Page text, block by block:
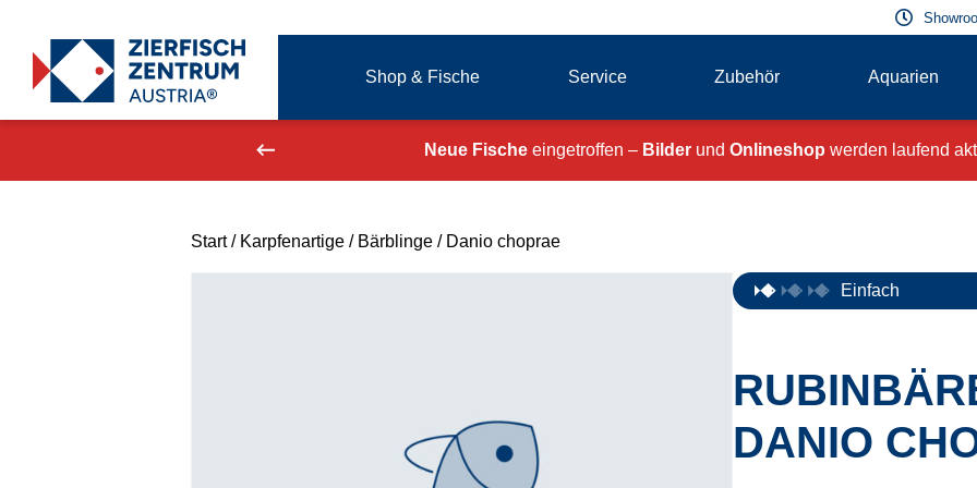
Zierfisch Aquarium Austria Shop & Fische Service Zubehör Aquarien
Neue Fischeeingetroffen – Bilderund Onlineshop werden laufend
Start/ Karpfenartige/ Bärblinge/ Danio choprae
Einfach
DANIO